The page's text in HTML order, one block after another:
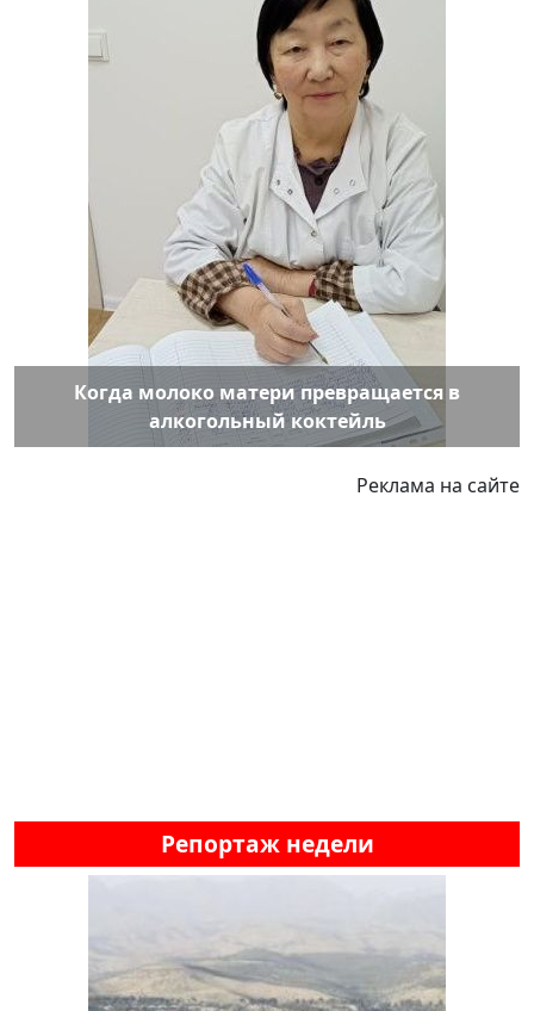
Когда молоко матери превращается в
алкогольный коктейль
Реклама на сайте
Репортаж недели